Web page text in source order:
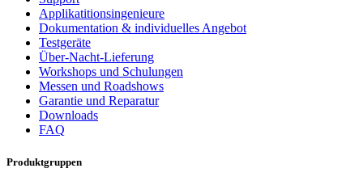
Applikatitionsingenieure
Dokumentation & individuelles Angebot
Testgeräte
Über-Nacht-Lieferung
Workshops und Schulungen
Messen und Roadshows
Garantie und Reparatur
Downloads
FAQ
Produktgruppen